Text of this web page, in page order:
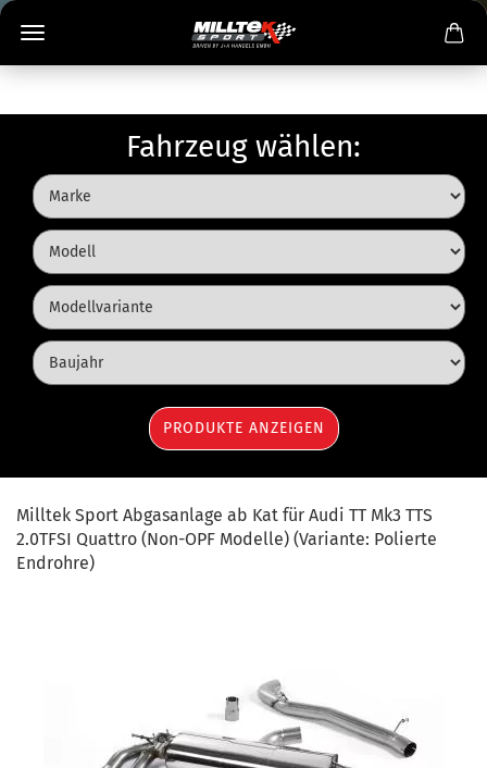
Fahrzeug wählen:
Milltek Sport Abgasanlage ab Kat für Audi TT Mk3 TTS
2.0TFSI Quattro (Non-OPF Modelle) (Variante: Polierte
Endrohre)